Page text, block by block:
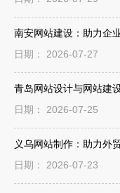
南安网站建设：助力企
日期： 2026-07-27
青岛网站设计与网站建
日期： 2026-07-25
义乌网站制作：助力外
日期： 2026-07-23